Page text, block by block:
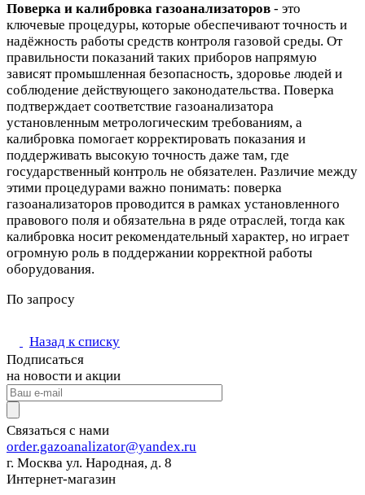
Поверка и калибровка газоанализаторов - это
ключевые процедуры, которые обеспечивают точность и
надёжность работы средств контроля газовой среды. От
правильности показаний таких приборов напрямую
зависят промышленная безопасность, здоровье людей и
соблюдение действующего законодательства. Поверка
подтверждает соответствие газоанализатора
установленным метрологическим требованиям, а
калибровка помогает корректировать показания и
поддерживать высокую точность даже там, где
государственный контроль не обязателен. Различие между
этими процедурами важно понимать: поверка
газоанализаторов проводится в рамках установленного
правового поля и обязательна в ряде отраслей, тогда как
калибровка носит рекомендательный характер, но играет
огромную роль в поддержании корректной работы
оборудования.
По запросу
Назад к списку
Подписаться
на новости и акции
Связаться с нами
order.gazoanalizator@yandex.ru
г. Москва ул. Народная, д. 8
Интернет-магазин